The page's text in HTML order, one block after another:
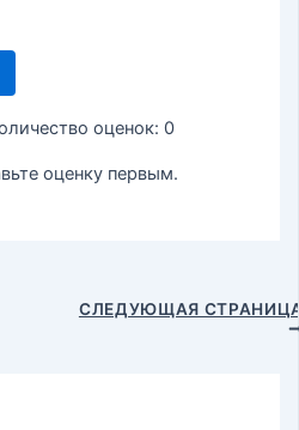
оценок: 0
оценку первым.
СЛЕДУЮЩАЯ